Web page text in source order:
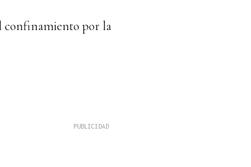
confinamiento por la